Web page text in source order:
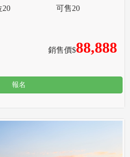
銷售價$88,888
20 可售20
報名